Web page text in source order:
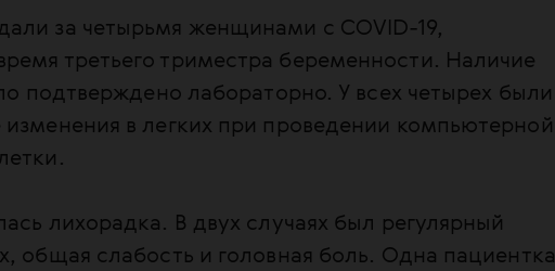
за четырьмя женщинами с COVID-19,
третьего триместра беременности. Наличие
подтверждено лабораторно. У всех четырех были
в легких при проведении компьютерной
лихорадка. В двух случаях был регулярный
общая слабость и головная боль. Одна пациентка